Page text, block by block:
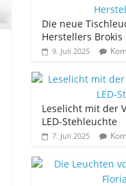
Die neue
Herstellers Brokis
9. Juli 2025
Leselicht mit der
LED-Stehleuchte
7. Juli 2025